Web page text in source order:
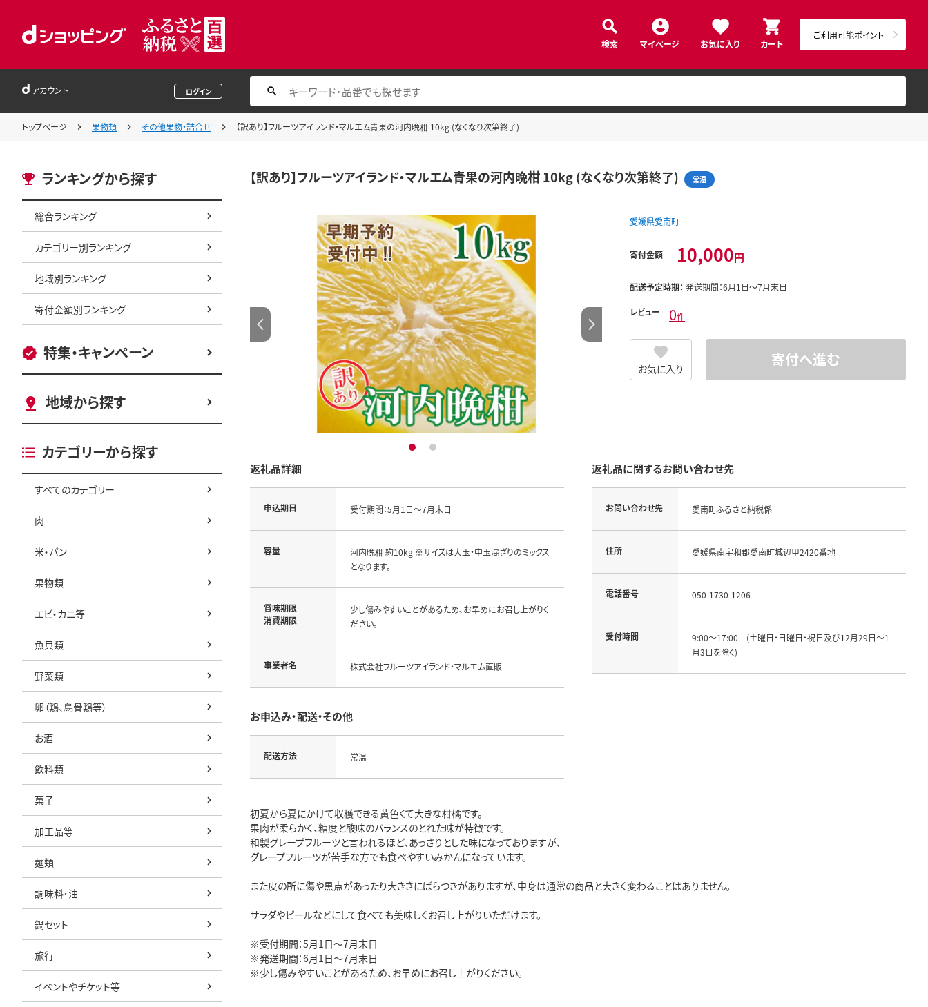
検索 マイページ お気に入り カート
ご利用可能ポイント
アカウント ログイン
トップページ 果物類 その他果物・詰合せ 【訳あり】フルーツアイランド・マルエム青果の河内晩柑 10kg (なくなり次第終了)
ランキングから探す
総合ランキング
カテゴリー別ランキング
地域別ランキング
寄付金額別ランキング
特集・キャンペーン
地域から探す
カテゴリーから探す
すべてのカテゴリー
肉
米・パン
果物類
エビ・カニ等
魚貝類
野菜類
卵（鶏、烏骨鶏等）
お酒
飲料類
菓子
加工品等
麺類
調味料・油
鍋セット
旅行
イベントやチケット等
【訳あり】フルーツアイランド・マルエム青果の河内晩柑 10kg (なくなり次第終了) 常温
1 2
愛媛県愛南町
寄付金額 10,000円
配送予定時期： 発送期間：6月1日～7月末日
レビュー 0件
お気に入り 寄付へ進む
返礼品詳細
申込期日 受付期間：5月1日～7月末日
容量
河内晩柑 約10kg ※サイズは大玉・中玉混ざりのミックス
となります。
賞味期限
消費期限
少し傷みやすいことがあるため､お早めにお召し上がりく
ださい｡
事業者名 株式会社フルーツアイランド・マルエム直販
お申込み・配送・その他
配送方法 常温
返礼品に関するお問い合わせ先
お問い合わせ先 愛南町ふるさと納税係
住所 愛媛県南宇和郡愛南町城辺甲2420番地
電話番号 050-1730-1206
受付時間
9:00～17:00 (土曜日・日曜日・祝日及び12月29日～1
月3日を除く)
初夏から夏にかけて収穫できる黄色くて大きな柑橘です。
果肉が柔らかく、糖度と酸味のバランスのとれた味が特徴です。
和製グレープフルーツと言われるほど、あっさりとした味になっておりますが、
グレープフルーツが苦手な方でも食べやすいみかんになっています。
また皮の所に傷や黒点があったり大きさにばらつきがありますが、中身は通常の商品と大きく変わることはありません。
サラダやピールなどにして食べても美味しくお召し上がりいただけます。
※受付期間：5月1日～7月末日
※発送期間：6月1日～7月末日
※少し傷みやすいことがあるため、お早めにお召し上がりください。